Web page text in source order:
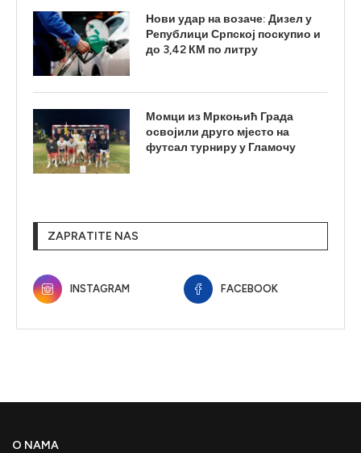
Нови удар на возаче: Дизел у
Републици Српској поскупио и
до 3,42 КМ по литру
Момци из Мркоњић Града
освојили друго мјесто на
футсал турниру у Гламочу
ZAPRATITE NAS
INSTAGRAM FACEBOOK
O NAMA